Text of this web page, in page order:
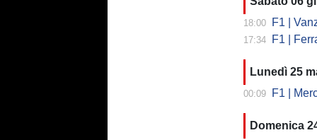
18:00 F1 |
17:34 F1 |
Lunedì 25
00:09 F1 |
Domenica